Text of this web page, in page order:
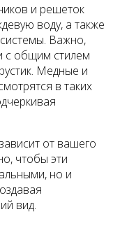
и решеток
воду, а также
Важно,
с общим стилем
Медные и
в таких
от вашего
чтобы эти
но и
вид.